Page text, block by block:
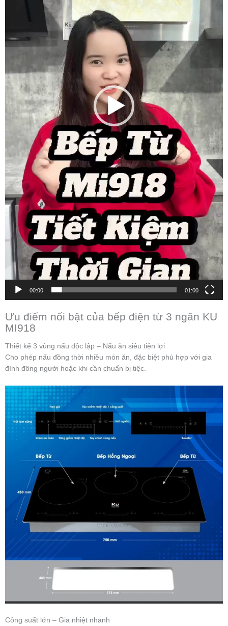
00:00 01:00
Ưu điểm nổi bật của bếp điện từ 3 ngăn KU
MI918
Thiết kế 3 vùng nấu độc lập – Nấu ăn siêu tiện lợi
Cho phép nấu đồng thời nhiều món ăn, đặc biệt phù hợp với gia
đình đông người hoặc khi cần chuẩn bị tiệc.
Công suất lớn – Gia nhiệt nhanh